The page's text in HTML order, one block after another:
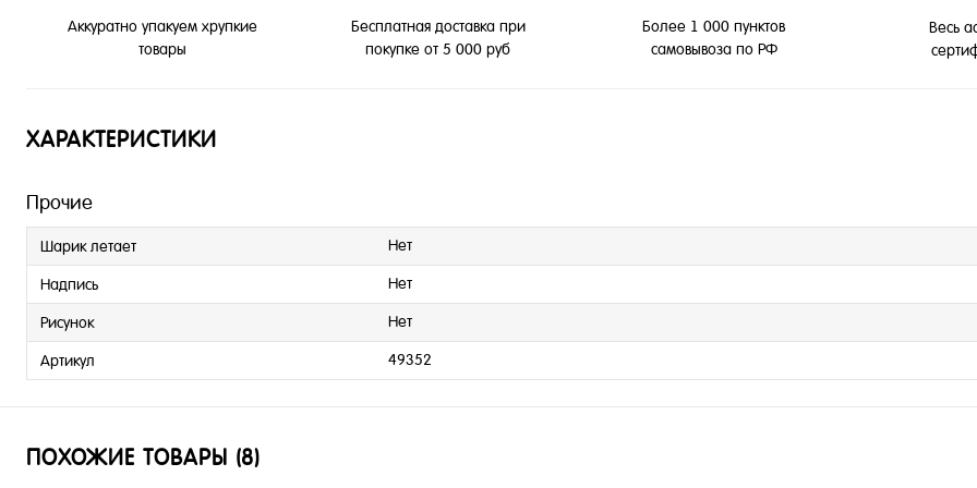
Аккуратно упакуем хрупкие
товары
Бесплатная доставка при
покупке от 5 000 руб
Более 1 000 пунктов
самовывоза по РФ
Весь
ХАРАКТЕРИСТИКИ
Прочие
Шарик летает Нет
Надпись Нет
Рисунок Нет
Артикул 49352
ПОХОЖИЕ ТОВАРЫ (8)